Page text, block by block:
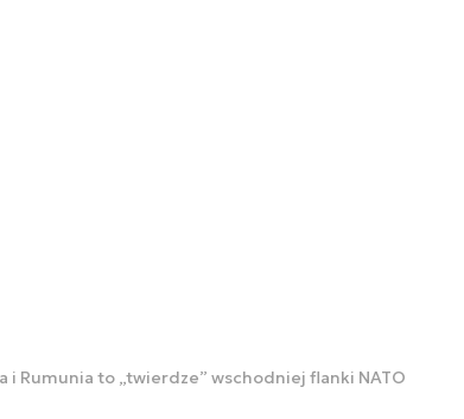
i Rumunia to „twierdze” wschodniej flanki NATO